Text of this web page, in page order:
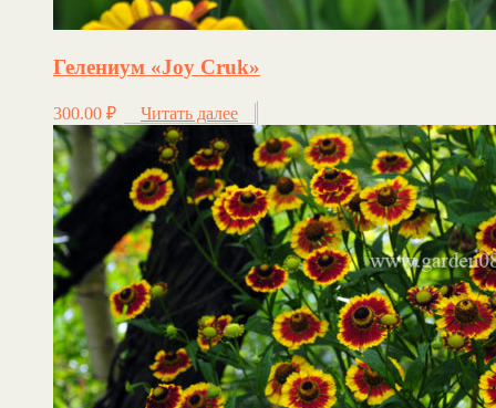
Гелениум «Joy Cruk»
300.00 ₽ Читать далее